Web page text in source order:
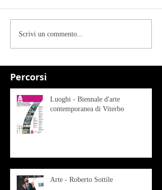
Percorsi
Scrivi un commento...
Luoghi - Biennale d'arte
contemporanea di Viterbo
Arte - Roberto Sottile